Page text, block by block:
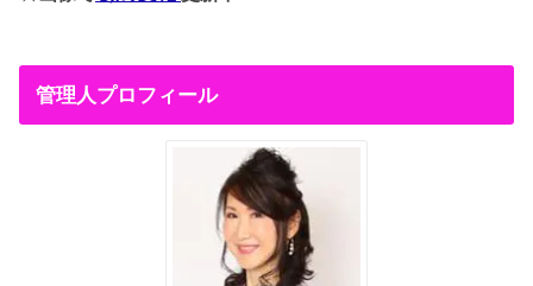
管理人プロフィール